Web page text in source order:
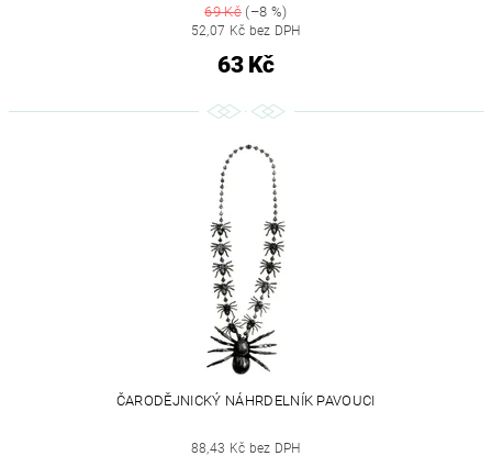
69 Kč(–8 %)
52,07 Kč bez DPH
63 Kč
ČARODĚJNICKÝ NÁHRDELNÍK PAVOUCI
88,43 Kč bez DPH